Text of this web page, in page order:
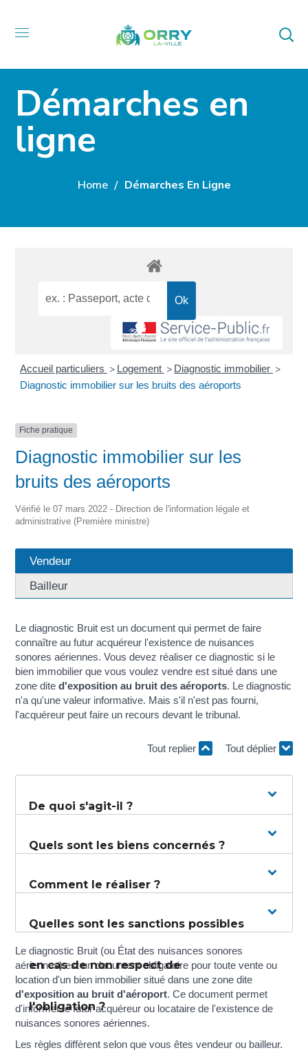
Démarches en
ligne
Home Démarches En Ligne
Accueil particuliers > Logement > Diagnostic immobilier >
Diagnostic immobilier sur les bruits des aéroports
Fiche pratique
Diagnostic immobilier sur les
bruits des aéroports
Vérifié le 07 mars 2022 - Direction de l'information légale et
administrative (Première ministre)
Vendeur
Bailleur
Le diagnostic Bruit est un document qui permet de faire
connaître au futur acquéreur l'existence de nuisances
sonores aériennes. Vous devez réaliser ce diagnostic si le
bien immobilier que vous voulez vendre est situé dans une
zone dited'exposition au bruit des aéroports. Le diagnostic
n'a qu'une valeur informative. Mais s'il n'est pas fourni,
l'acquéreur peut faire un recours devant le tribunal.
Tout replier Tout déplier
De quoi s'agit-il ?
Quels sont les biens concernés ?
Comment le réaliser ?
Quelles sont les sanctions possibles
en cas de non respect de
l'obligation ?
Le diagnostic Bruit (ou État des nuisances sonores
aériennes) est un document obligatoire pour toute vente ou
location d'un bien immobilier situé dans une zone dite
d'exposition au bruit d'aéroport. Ce document permet
d'informer le futur acquéreur ou locataire de l'existence de
nuisances sonores aériennes.
Les règles diffèrent selon que vous êtes vendeur ou bailleur.